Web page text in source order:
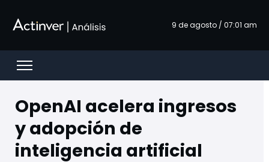
9 de agosto / 07:01 am
Open menu
OpenAI acelera ingresos
y adopción de
inteligencia artificial